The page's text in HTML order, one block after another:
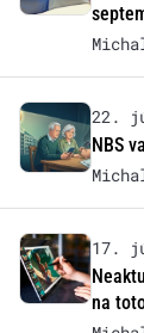
22.
NBS
17.
na